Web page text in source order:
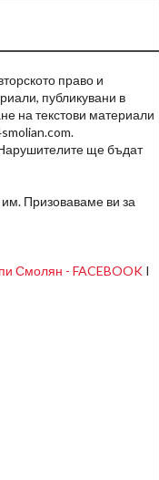
право и
публикувани в
на текстови материали
ще бъдат
Призоваваме ви за
Смолян - FACEBOOK I